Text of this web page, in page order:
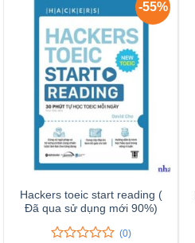
-55%
Hackers toeic start reading (
Đã qua sử dụng mới 90%)
(0)